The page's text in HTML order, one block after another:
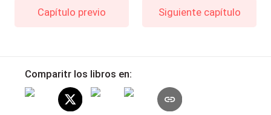
Capítulo previo Siguiente capítulo
Comparitr los libros en: